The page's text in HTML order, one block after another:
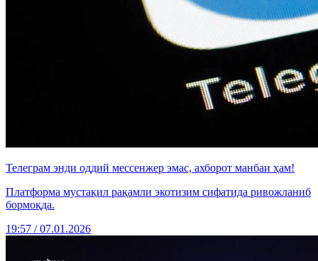
Телеграм энди оддий мессенжер эмас, ахборот манбаи ҳам!
Платформа мустақил рақамли экотизим сифатида ривожланиб
бормоқда.
19:57 / 07.01.2026